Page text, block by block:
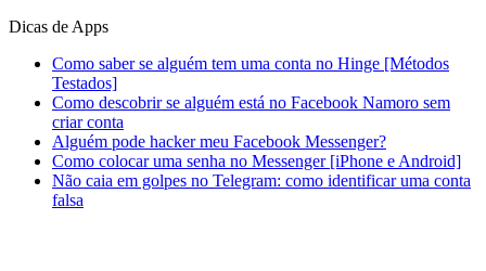
Dicas de Apps
Como saber se alguém tem uma conta no Hinge [Métodos
Testados]
Como descobrir se alguém está no Facebook Namoro sem
criar conta
Alguém pode hacker meu Facebook Messenger?
Como colocar uma senha no Messenger [iPhone e Android]
Não caia em golpes no Telegram: como identificar uma conta
falsa